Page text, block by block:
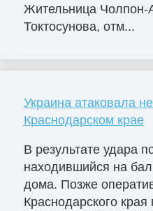
Жительница Чолпон-
Токтосунова, отм...
Украина атаковала
Краснодарском крае
В результате удара
находившийся на
дома. Позже
Краснодарского